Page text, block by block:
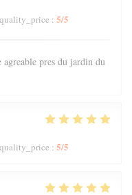
quality_price : 5/5
pres du jardin du
quality_price : 5/5